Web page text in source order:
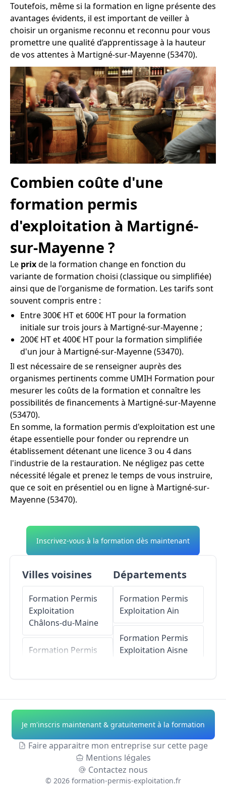
Toutefois, même si la formation en ligne présente des
avantages évidents, il est important de veiller à
choisir un organisme reconnu et reconnu pour vous
promettre une qualité d’apprentissage à la hauteur
de vos attentes à Martigné-sur-Mayenne (53470).
Combien coûte d'une
formation permis
d'exploitation à Martigné-
sur-Mayenne ?
Le prixde la formation change en fonction du
variante de formation choisi (classique ou simplifiée)
ainsi que de l'organisme de formation. Les tarifs sont
souvent compris entre :
Entre 300€ HT et 600€ HT pour la formation
initiale sur trois jours à Martigné-sur-Mayenne ;
200€ HT et 400€ HT pour la formation simplifiée
d'un jour à Martigné-sur-Mayenne (53470).
Il est nécessaire de se renseigner auprès des
organismes pertinents comme UMIH Formation pour
mesurer les coûts de la formation et connaître les
possibilités de financements à Martigné-sur-Mayenne
(53470).
En somme, la formation permis d'exploitation est une
étape essentielle pour fonder ou reprendre un
établissement détenant une licence 3 ou 4 dans
l'industrie de la restauration. Ne négligez pas cette
nécessité légale et prenez le temps de vous instruire,
que ce soit en présentiel ou en ligne à Martigné-sur-
Mayenne (53470).
Inscrivez-vous à la formation dès maintenant
Villes voisines
Formation Permis
Exploitation
Châlons-du-Maine
Formation Permis
Formation Permis
ExploitationSacé
Formation Permis
Exploitation
Départements
Formation Permis
Exploitation Ain
Formation Permis
Exploitation Aisne
Formation Permis
ExploitationAlpes-
de-Haute-Provence
Formation Permis
Exploitation Hautes-
Je m'inscris maintenant & gratuitement à la formation
Faire apparaitre mon entreprise sur cette page
Mentions légales
Contactez nous
© 2026 formation-permis-exploitation.fr